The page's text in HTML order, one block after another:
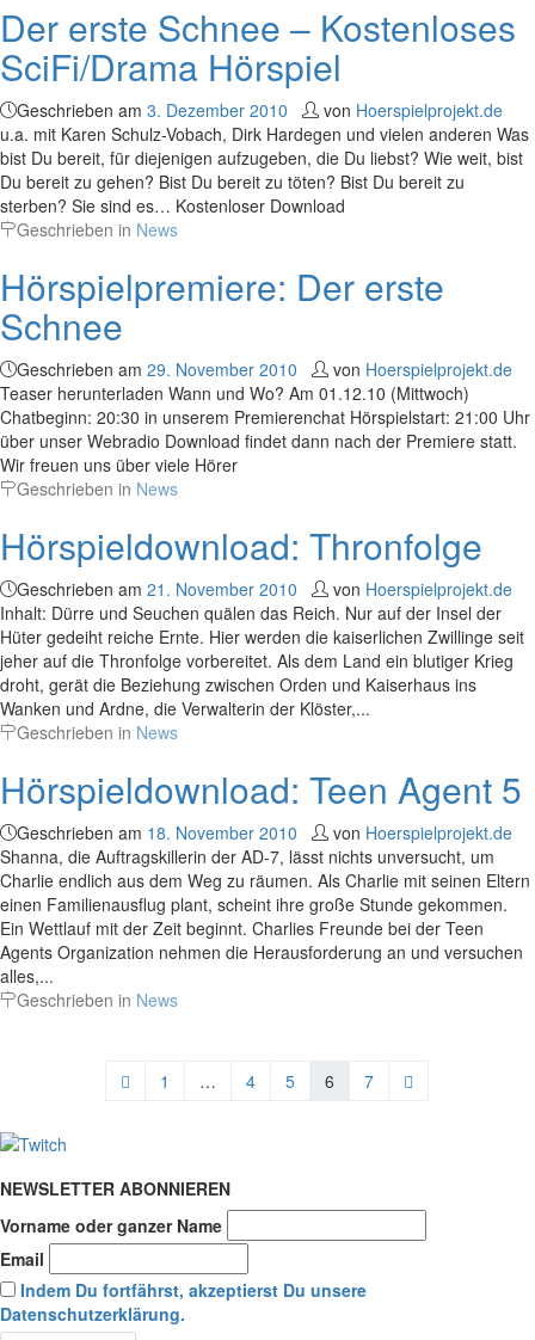
Der erste Schnee – Kostenloses
SciFi/Drama Hörspiel
Geschrieben am 3. Dezember 2010 von Hoerspielprojekt.de
u.a. mit Karen Schulz-Vobach, Dirk Hardegen und vielen anderen Was
bist Du bereit, für diejenigen aufzugeben, die Du liebst? Wie weit, bist
Du bereit zu gehen? Bist Du bereit zu töten? Bist Du bereit zu
sterben? Sie sind es… Kostenloser Download
Geschrieben in News
Hörspielpremiere: Der erste
Schnee
Geschrieben am 29. November 2010 von Hoerspielprojekt.de
Teaser herunterladen Wann und Wo? Am 01.12.10 (Mittwoch)
Chatbeginn: 20:30 in unserem Premierenchat Hörspielstart: 21:00 Uhr
über unser Webradio Download findet dann nach der Premiere statt.
Wir freuen uns über viele Hörer
Geschrieben in News
Hörspieldownload: Thronfolge
Geschrieben am 21. November 2010 von Hoerspielprojekt.de
Inhalt: Dürre und Seuchen quälen das Reich. Nur auf der Insel der
Hüter gedeiht reiche Ernte. Hier werden die kaiserlichen Zwillinge seit
jeher auf die Thronfolge vorbereitet. Als dem Land ein blutiger Krieg
droht, gerät die Beziehung zwischen Orden und Kaiserhaus ins
Wanken und Ardne, die Verwalterin der Klöster,...
Geschrieben in News
Hörspieldownload: Teen Agent 5
Geschrieben am 18. November 2010 von Hoerspielprojekt.de
Shanna, die Auftragskillerin der AD-7, lässt nichts unversucht, um
Charlie endlich aus dem Weg zu räumen. Als Charlie mit seinen Eltern
einen Familienausflug plant, scheint ihre große Stunde gekommen.
Ein Wettlauf mit der Zeit beginnt. Charlies Freunde bei der Teen
Agents Organization nehmen die Herausforderung an und versuchen
alles,...
Geschrieben in News
1 … 4 5 6 7
NEWSLETTER ABONNIEREN
Vorname oder ganzer Name
Email
Indem Du fortfährst, akzeptierst Du unsere
Datenschutzerklärung.